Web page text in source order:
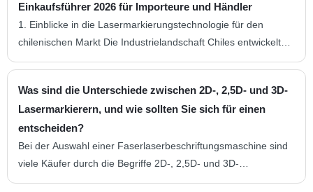
Wirtschaftlichkeit der 20-W-Leistungsstufe und positioniert sie
als einzigartig ausgewogene...
Einkaufsführer 2026 für Importeure und Händler
1. Einblicke in die Lasermarkierungstechnologie für den
chilenischen Markt Die Industrielandschaft Chiles entwickelt
sich rasant weiter. Von den Kupferminen in Antofagasta bis zu
dauerhafte, kontrastreiche Markierungen für
Rückverfolgbarkeit, Markenbildung und die Einhaltung
gesetzlicher Vorschriften. Lasermarkierungsgeräte sind
mittlerweile die...
Was sind die Unterschiede zwischen 2D-, 2,5D- und 3D-
Lasermarkierern, und wie sollten Sie sich für einen
entscheiden?
Bei der Auswahl einer Faserlaserbeschriftungsmaschine sind
viele Käufer durch die Begriffe 2D-, 2,5D- und 3D-
Lasermarkierung verwirrt. Jede Technologie erfüllt